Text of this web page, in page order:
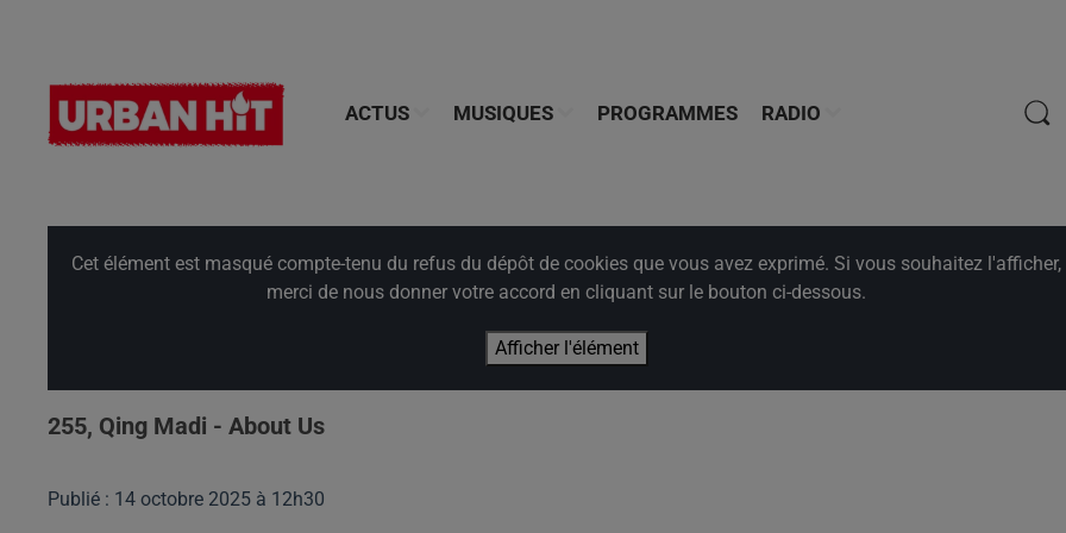
ACTUS MUSIQUES PROGRAMMES RADIO
Cet élément est masqué compte-tenu du refus du dépôt de cookies que vous avez exprimé. Si vous souhaitez l'afficher,
merci de nous donner votre accord en cliquant sur le bouton ci-dessous.
Afficher l'élément
255, Qing Madi - About Us
Publié : 14 octobre 2025 à 12h30